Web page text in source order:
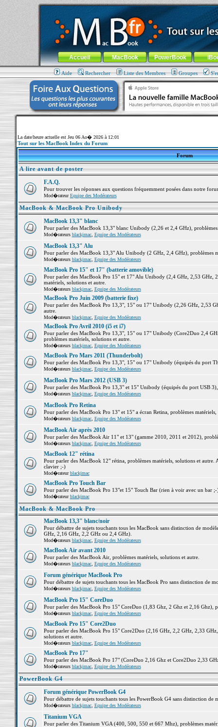
MacBook-fr.com : 100% Apple... 100% nomade !
Aller au contenu-Aller au menu général-Aller au menu de
Menu général
Accueil MacBook PowerBook
Aide Rechercher Liste des Membres Groupes
La date/heure actuelle est Jeu 06 Ao� 2026 à 12:01
Tout sur les MacBook Index du Forum
Forum
A lire avant de poster
F.A.Q.
Pour trouver les réponses aux questions fréquemment posées dans notre
Mod�rateurEquipe des Modérateurs
MacBook & MacBook Pro Unibody
MacBook 13,3" blanc
Pour parler des MacBook 13,3" blanc Unibody (2,26 et 2,4 GHz),
Mod�rateurs blackjmac, Equipe des Modérateurs
MacBook 13,3" Alu
Pour parler des MacBook 13,3" Alu Unibody (2 GHz, 2,4 GHz), problèmes
Mod�rateurs blackjmac, Equipe des Modérateurs
MacBook Pro 15" et 17" (batterie amovible)
Pour parler des MacBook Pro 15" et 17" Alu Unibody (2,4 GHz, 2,53 GHz,
matériels, solutions et autre.
Mod�rateurs blackjmac, Equipe des Modérateurs
MacBook Pro Juin 2009 (batterie fixe)
Pour parler des MacBook Pro 13,3", 15" ou 17" Unibody (2,26 GHz, 2,53
autre.
Mod�rateurs blackjmac, Equipe des Modérateurs
MacBook Pro Avril 2010 (i5 et i7)
Pour parler des MacBook Pro 13,3", 15" ou 17" Unibody (Core2Duo 2,4
problèmes matériels, solutions et autre.
Mod�rateurs blackjmac, Equipe des Modérateurs
MacBook Pro Mars 2011 (Thunderbolt)
Pour parler des MacBook Pro 13,3", 15" ou 17" Unibody (équipés du port
Mod�rateurs blackjmac, Equipe des Modérateurs
MacBook Pro Mars 2012 (USB 3)
Pour parler des MacBook Pro 13,3" et 15" Unibody (équipés du port USB
Mod�rateurs blackjmac, Equipe des Modérateurs
MacBook Pro Retina
Pour parler des MacBook Pro 13" et 15" a écran Retina, problèmes matériels,
Mod�rateurs blackjmac, Equipe des Modérateurs
MacBook Air après 2010
Pour parler des MacBook Air 11" et 13" (gamme 2010, 2011 et 2012),
Mod�rateurs blackjmac, Equipe des Modérateurs
MacBook 12" rétina
Pour parler des MacBook 12" rétina, problèmes matériels, solutions et
clavier ;-)
Mod�rateurblackjmac
MacBook Pro Touch Bar
Pour parler des MacBook Pro 13"et 15" Touch Bar (rien à voir avec un bar
Mod�rateurblackjmac
MacBook & MacBook Pro
MacBook 13,3" blanc/noir
Pour débattre de sujets touchants tous les MacBook sans distinction de
GHz, 2,16 GHz, 2,2 GHz ou 2,4 GHz).
Mod�rateurs blackjmac, Equipe des Modérateurs
MacBook Air avant 2010
Pour parler des MacBook Air, problèmes matériels, solutions et autre.
Mod�rateurs blackjmac, Equipe des Modérateurs
Forum générique MacBook Pro
Pour débattre de sujets touchants tous les MacBook Pro sans distinction de
Mod�rateurs blackjmac, Equipe des Modérateurs
MacBook Pro 15" CoreDuo
Pour parler des MacBook Pro 15" CoreDuo (1,83 Ghz, 2 Ghz et 2,16 Ghz),
Mod�rateurs blackjmac, Equipe des Modérateurs
MacBook Pro 15" Core2Duo
Pour parler des MacBook Pro 15" Core2Duo (2,16 GHz, 2,2 GHz, 2,33
solutions et autre.
Mod�rateurs blackjmac, Equipe des Modérateurs
MacBook Pro 17"
Pour parler des MacBook Pro 17" (CoreDuo 2,16 Ghz et Core2Duo 2,33
Mod�rateurs blackjmac, Equipe des Modérateurs
PowerBook G4
Forum générique PowerBook G4
Pour débattre de sujets touchants tous les PowerBook G4 sans distinction de
Mod�rateurs blackjmac, Equipe des Modérateurs
Titanium VGA
Pour parler des Titanium VGA (400, 500, 550 et 667 Mhz), problèmes